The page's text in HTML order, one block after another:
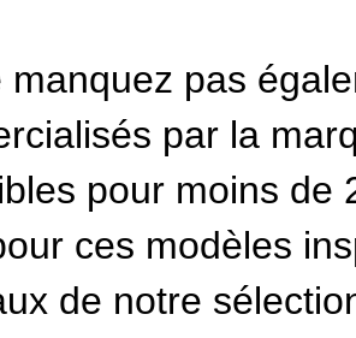
manquez pas
par la
pour moins de
ces modèles
de notre